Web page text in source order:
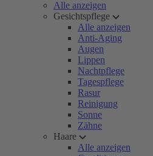
Alle anzeigen
Gesichtspflege
Alle anzeigen
Anti-Aging
Augen
Lippen
Nachtpflege
Tagespflege
Rasur
Reinigung
Sonne
Zähne
Haare
Alle anzeigen